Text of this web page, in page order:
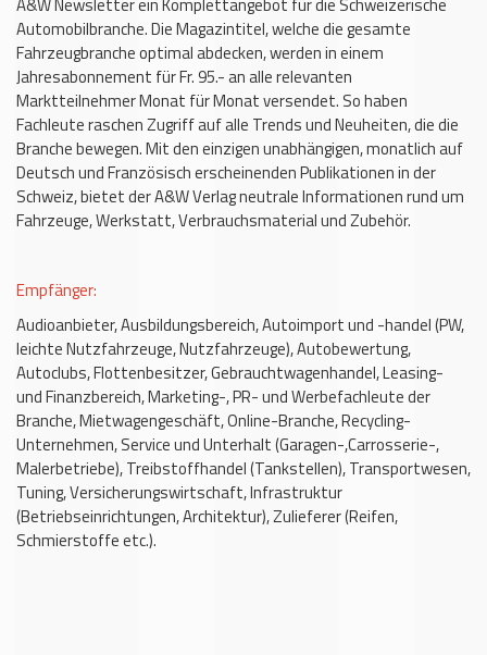
Automobilbranche. Die Magazintitel, welche die gesamte
Fahrzeugbranche optimal abdecken, werden in einem
Jahresabonnement für Fr. 95.- an alle relevanten
Marktteilnehmer Monat für Monat versendet. So haben
Fachleute raschen Zugriff auf alle Trends und Neuheiten, die die
Branche bewegen. Mit den einzigen unabhängigen, monatlich auf
Deutsch und Französisch erscheinenden Publikationen in der
Schweiz, bietet der A&W Verlag neutrale Informationen rund um
Fahrzeuge, Werkstatt, Verbrauchsmaterial und Zubehör.
Empfänger:
Audioanbieter, Ausbildungsbereich, Autoimport und -handel (PW,
leichte Nutzfahrzeuge, Nutzfahrzeuge), Autobewertung,
Autoclubs, Flottenbesitzer, Gebrauchtwagenhandel, Leasing-
und Finanzbereich, Marketing-, PR- und Werbefachleute der
Branche, Mietwagengeschäft, Online-Branche, Recycling-
Unternehmen, Service und Unterhalt (Garagen-,Carrosserie-,
Malerbetriebe), Treibstoffhandel (Tankstellen), Transportwesen,
Tuning, Versicherungswirtschaft, Infrastruktur
(Betriebseinrichtungen, Architektur), Zulieferer (Reifen,
Schmierstoffe etc.).